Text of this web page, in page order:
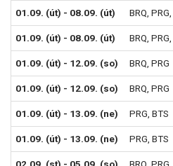
01.09. (út) - 08.09. (út) BRQ PRG
01.09. (út) - 08.09. (út) BRQ PRG
01.09. (út) - 12.09. (so) BRQ PRG
01.09. (út) - 12.09. (so) BRQ PRG
01.09. (út) - 13.09. (ne) PRG BTS
01.09. (út) - 13.09. (ne) PRG BTS